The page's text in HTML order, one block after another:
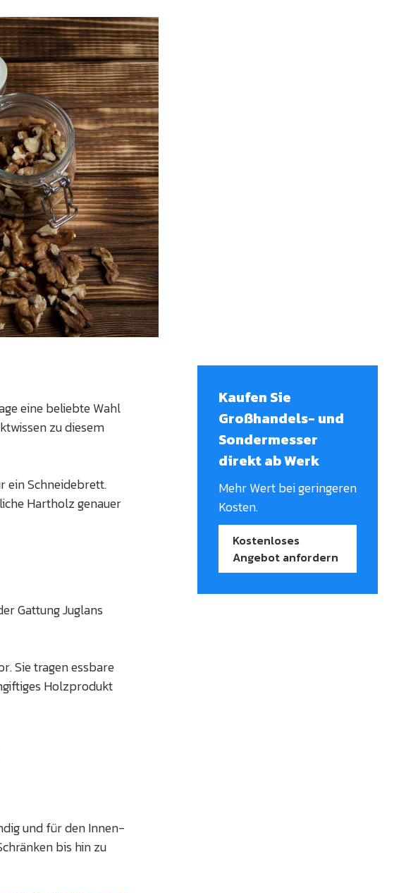
eine beliebte Wahl
zu diesem
ein Schneidebrett.
Hartholz genauer
Gattung Juglans
Sie tragen essbare
Holzprodukt
und für den Innen-
bis hin zu
Kaufen Sie
Großhandels- und
Sondermesser
direkt ab Werk
Mehr Wert bei geringeren
Kosten.
Kostenloses
Angebot anfordern